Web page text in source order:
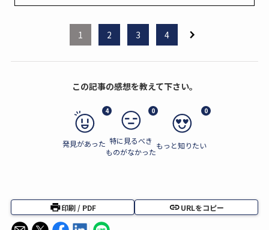
1 2 3 4
この記事の感想を教えて下さい。
4
発見があった
0
特に見るべき
ものがなかった
0
もっと知りたい
印刷 / PDF URLをコピー